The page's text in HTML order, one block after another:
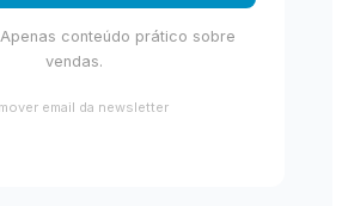
conteúdo prático sobre
vendas.
email da newsletter